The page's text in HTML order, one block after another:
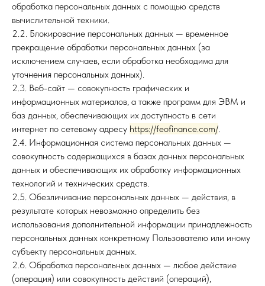
обработка персональных данных с помощью средств
вычислительной техники.
2.2. Блокирование персональных данных — временное
прекращение обработки персональных данных (за
исключением случаев, если обработка необходима для
уточнения персональных данных).
2.3. Веб-сайт — совокупность графических и
информационных материалов, а также программ для ЭВМ и
баз данных, обеспечивающих их доступность в сети
интернет по сетевому адресу https://feofinance.com/.
2.4. Информационная система персональных данных —
совокупность содержащихся в базах данных персональных
данных и обеспечивающих их обработку информационных
технологий и технических средств.
2.5. Обезличивание персональных данных — действия, в
результате которых невозможно определить без
использования дополнительной информации принадлежность
персональных данных конкретному Пользователю или иному
субъекту персональных данных.
2.6. Обработка персональных данных — любое действие
(операция) или совокупность действий (операций),